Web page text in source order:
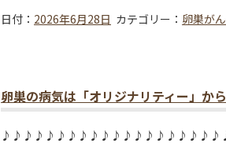
日付： 2026年6月28日 カテゴリー： 卵巣が
卵巣の病気は「オリジナリティー」か